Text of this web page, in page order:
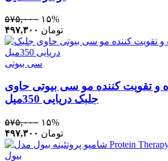
۵۷۵,۰۰۰ ۱۵%
۴۹۷,۳۰۰ تومان
سی بیوتی
و تقویت کننده مو سی بیوتی حاوی
جلبک دریایی 350میل
۵۷۵,۰۰۰ ۱۵%
۴۹۷,۳۰۰ تومان
بیول